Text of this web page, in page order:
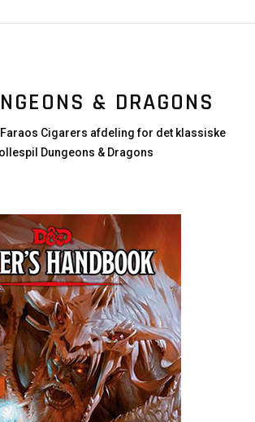
& DRAGONS
Cigarers afdeling for det klassiske
Dungeons & Dragons